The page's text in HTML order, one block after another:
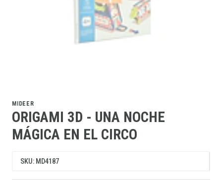
MIDEER
ORIGAMI 3D - UNA NOCHE
MÁGICA EN EL CIRCO
SKU: MD4187